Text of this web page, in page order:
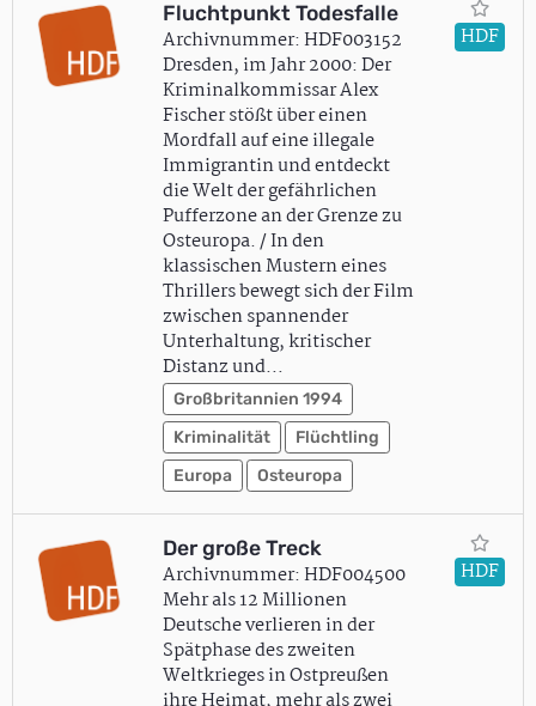
Fluchtpunkt Todesfalle
Archivnummer: HDF003152
Dresden, im Jahr 2000: Der
Kriminalkommissar Alex
Fischer stößt über einen
Mordfall auf eine illegale
Immigrantin und entdeckt
die Welt der gefährlichen
Pufferzone an der Grenze zu
Osteuropa. / In den
klassischen Mustern eines
Thrillers bewegt sich der Film
zwischen spannender
Unterhaltung, kritischer
Distanz und…
Großbritannien 1994
Kriminalität
Flüchtling
Europa
Osteuropa
HDF
Der große Treck
Archivnummer: HDF004500
Mehr als 12 Millionen
Deutsche verlieren in der
Spätphase des zweiten
Weltkrieges in Ostpreußen
HDF